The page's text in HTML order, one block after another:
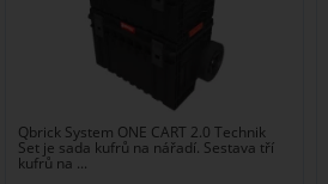
Qbrick System ONE CART 2.0 Technik
Set je sada kufrů na nářadí. Sestava tří
kufrů na ...